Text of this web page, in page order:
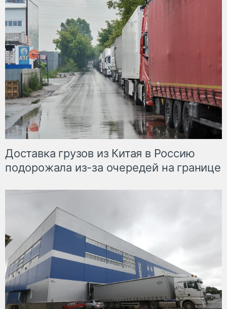
Доставка грузов из Китая в Россию
подорожала из-за очередей на границе